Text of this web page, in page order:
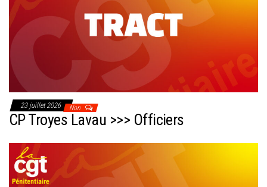
23 juillet 2026 Non
CP Troyes Lavau >>> Officiers